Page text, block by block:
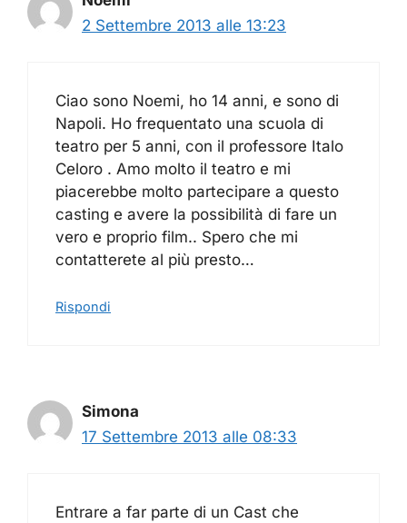
2 Settembre 2013 alle 13:23
Ciao sono Noemi, ho 14 anni, e sono di
Napoli. Ho frequentato una scuola di
teatro per 5 anni, con il professore Italo
Celoro . Amo molto il teatro e mi
piacerebbe molto partecipare a questo
casting e avere la possibilità di fare un
vero e proprio film.. Spero che mi
contatterete al più presto…
Rispondi
Simona
17 Settembre 2013 alle 08:33
Entrare a far parte di un Cast che